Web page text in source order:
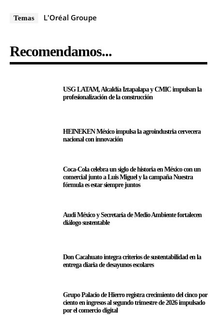
Temas L'Oréal Groupe
Recomendamos...
USG LATAM, Alcaldía Iztapalapa y CMIC impulsan la
profesionalización de la construcción
HEINEKEN México impulsa la agroindustria cervecera
nacional con innovación
Coca-Cola celebra un siglo de historia en México con un
comercial junto a Luis Miguel y la campaña Nuestra
fórmula es estar siempre juntos
Audi México y Secretaría de Medio Ambiente fortalecen
diálogo sustentable
Don Cacahuato integra criterios de sustentabilidad en la
entrega diaria de desayunos escolares
Grupo Palacio de Hierro registra crecimiento del cinco por
ciento en ingresos al segundo trimestre de 2026 impulsado
por el comercio digital